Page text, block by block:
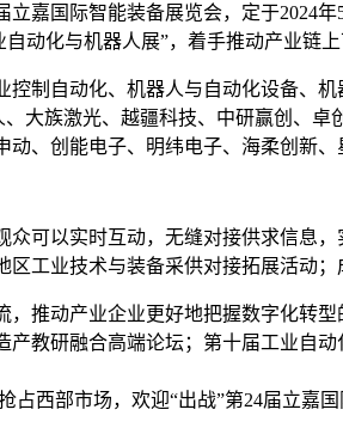
嘉国际智能装备展览会，定于2024
动化与机器人展”，着手推动产业链
控制自动化、机器人与自动化设备、
大族激光、越疆科技、中研赢创、
、创能电子、明纬电子、海柔创新
可以实时互动，无缝对接供求信息
工业技术与装备采供对接拓展活动
推动产业企业更好地把握数字化转
教研融合高端论坛；第十届工业自
西部市场，欢迎“出战”第24届立嘉